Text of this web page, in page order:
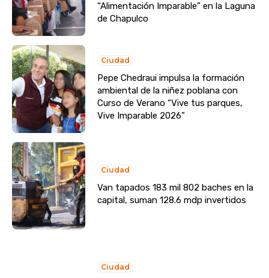
“Alimentación Imparable” en la Laguna
de Chapulco
Ciudad
Pepe Chedraui impulsa la formación
ambiental de la niñez poblana con
Curso de Verano “Vive tus parques,
Vive Imparable 2026”
Ciudad
Van tapados 183 mil 802 baches en la
capital, suman 128.6 mdp invertidos
Ciudad